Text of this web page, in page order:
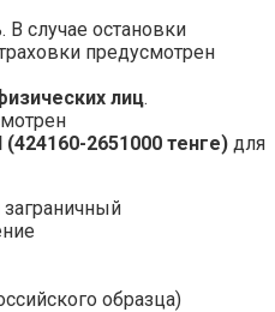
В случае остановки
предусмотрен
лиц.
2651000 тенге) для
образца)